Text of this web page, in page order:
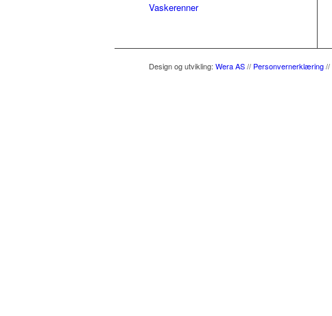
Vaskerenner
Design og utvikling: Wera AS// Personvernerklæring//